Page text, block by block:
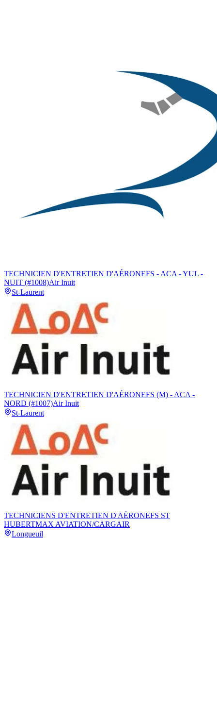
TECHNICIEN D'ENTRETIEN D'AÉRONEFS - ACA - YUL -
NUIT (#1008)Air Inuit
St-Laurent
TECHNICIEN D'ENTRETIEN D'AÉRONEFS (M) - ACA -
NORD (#1007)Air Inuit
St-Laurent
TECHNICIENS D'ENTRETIEN D'AÉRONEFS ST
HUBERTMAX AVIATION/CARGAIR
Longueuil